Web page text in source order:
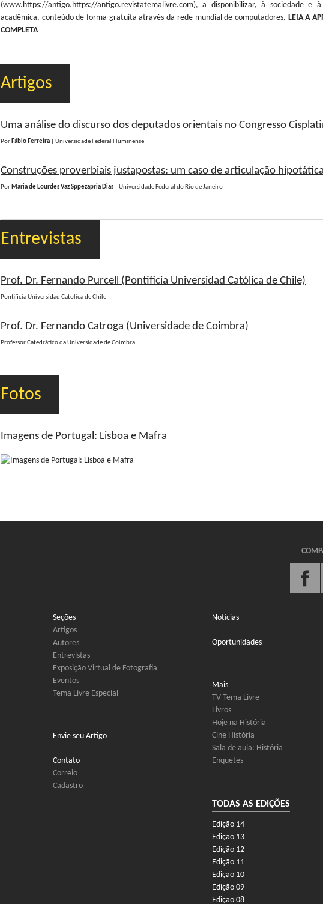
(www.https://antigo.https://antigo.revistatemalivre.com), a disponibilizar, à sociedade e à
acadêmica, conteúdo de forma gratuita através da rede mundial de computadores. LEIA A
COMPLETA
Artigos
Uma análise do discurso dos deputados orientais no Congresso
Por Fábio Ferreira | Universidade Federal Fluminense
Construções proverbiais justapostas: um caso de articulação hipotática
Por Maria de Lourdes Vaz Sppezapria Dias | Universidade Federal do Rio de Janeiro
Entrevistas
Prof. Dr. Fernando Purcell (Pontificia Universidad Católica de Chile)
Pontificia Universidad Catolica de Chile
Prof. Dr. Fernando Catroga (Universidade de Coimbra)
Professor Catedrático da Universidade de Coimbra
Fotos
Imagens de Portugal: Lisboa e Mafra
Seções
Artigos
Autores
Entrevistas
Exposição Virtual de Fotografia
Eventos
Tema Livre Especial
Notícias
Oportunidades
Mais
TV Tema Livre
Livros
Hoje na História
Cine História
Sala de aula: História
Enquetes
Envie seu Artigo
Contato
Correio
Cadastro
TODAS AS EDIÇÕES
Edição 14
Edição 13
Edição 12
Edição 11
Edição 10
Edição 09
Edição 08